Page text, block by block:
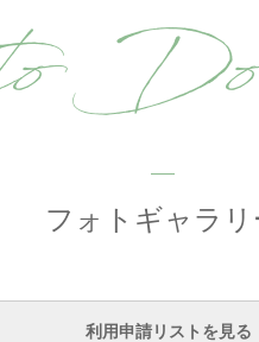
フォトギャラリ
利用申請リストを見る